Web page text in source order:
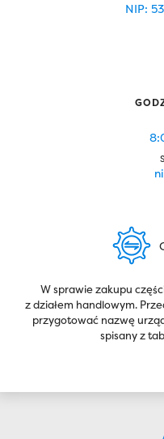
NIP:
W sprawie zakupu
z działem handlowym.
przygotować nazwę
spisany z